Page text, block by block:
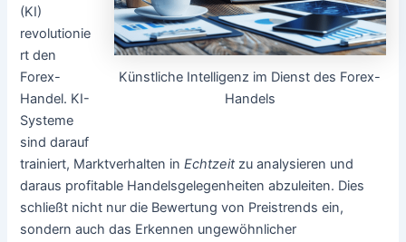
Künstliche Intelligenz im Dienst des Forex-
Handels
(KI)
revolutionie
rt den
Forex-
Handel. KI-
Systeme
sind darauf
trainiert, Marktverhalten inEchtzeitzu analysieren und
daraus profitable Handelsgelegenheiten abzuleiten. Dies
schließt nicht nur die Bewertung von Preistrends ein,
sondern auch das Erkennen ungewöhnlicher